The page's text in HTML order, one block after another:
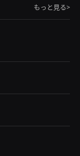
もっと見る>